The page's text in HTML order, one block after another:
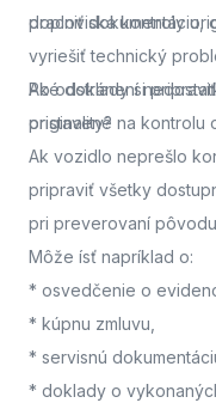
pracoviska kontroly
doplniť dokumentáciu,
vyriešiť technický
Po odstránení
pristavené na kontrolu
Aké doklady si
originality?
Ak vozidlo neprešlo
pripraviť všetky
pri preverovaní
Môže ísť napríklad o:
* osvedčenie o
* kúpnu zmluvu,
* servisnú
* doklady o